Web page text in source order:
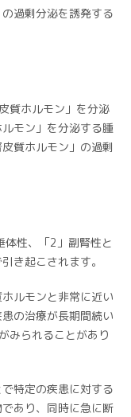
過剰分泌を誘発する
質ホルモン」を分泌
モン」を分泌する腫
質ホルモン」の過剰
体性、「2」副腎性と
き起こされます。
ルモンと非常に近い
の治療が長期間続い
みられることがあり
特定の疾患に対する
あり、同時に急に断